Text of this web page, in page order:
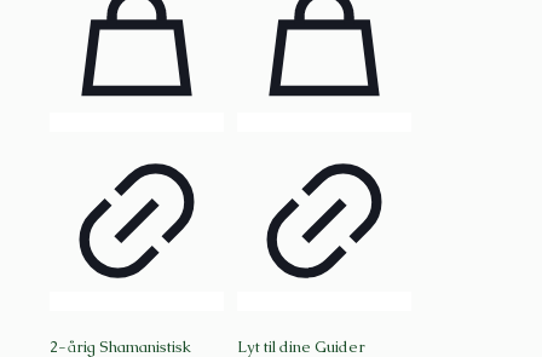
2-årig Shamanistisk
Lyt til dine Guider